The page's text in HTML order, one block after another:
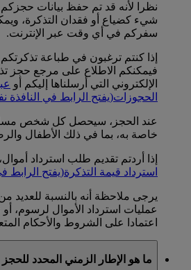
نظرا لأنه قد تم حفظ بيانات
شيء كضياع أو فقدان التذكرة،
سفركم في أي وقت عبر الإنترنت.
إذا كنتم ترغبون في طباعة
فيمكنكم الاطلاع على مرجع حجز
الإلكتروني التي أرسلناها إليكم أو
الحجوزات(يفتح الرابط في النافذة
عند الحجز، سيحصل كل شخص
خاصة به، بما في ذلك الأطفال
إذا أردتم تقديم طلب استرداد
استرداد قيمة التذكرة(يفتح الرابط
يرجى ملاحظة أنه بالنسبة للعديد
عمليات استرداد الأموال لرسوم،
اعتمادا على الشروط والأحكام
ما هو الإطار الزمني المحدد للحجز